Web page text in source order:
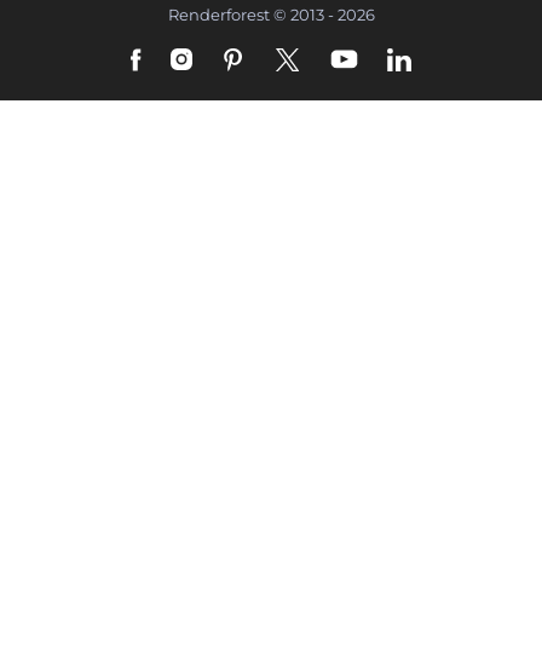
Renderforest © 2013 - 2026